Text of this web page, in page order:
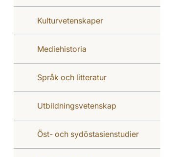
Kulturvetenskaper
Mediehistoria
Språk och litteratur
Utbildningsvetenskap
Öst- och sydöstasienstudier